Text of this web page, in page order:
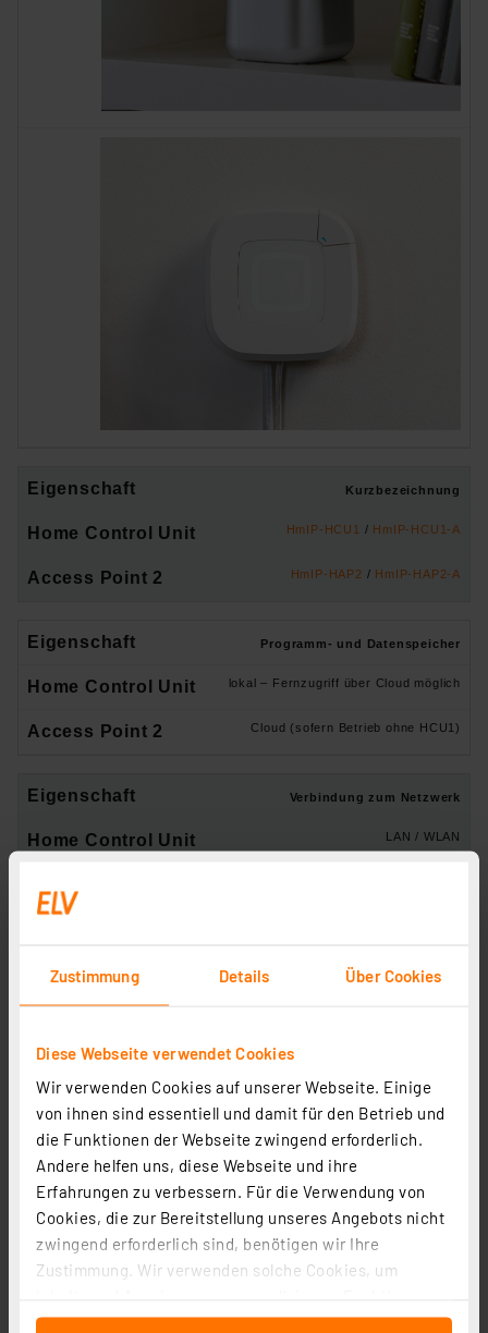
Zustimmung Details Über Cookies
Diese Webseite verwendet Cookies
Wir verwenden Cookies auf unserer Webseite. Einige
von ihnen sind essentiell und damit für den Betrieb und
die Funktionen der Webseite zwingend erforderlich.
Andere helfen uns, diese Webseite und ihre
Erfahrungen zu verbessern. Für die Verwendung von
Cookies, die zur Bereitstellung unseres Angebots nicht
zwingend erforderlich sind, benötigen wir Ihre
Zustimmung. Wir verwenden solche Cookies, um
für soziale Medien anbieten zu können und die Zugriffe
Kurzbezeichnung
HmIP-HCU1 / HmIP-HCU1-A
HmIP-HAP2 / HmIP-HAP2-A
Programm- und Datenspeicher
lokal – Fernzugriff über Cloud möglich
Cloud (sofern Betrieb ohne HCU1)
Verbindung zum Netzwerk
LAN / WLAN
350 (davon 120 Funk-Geräte)
120